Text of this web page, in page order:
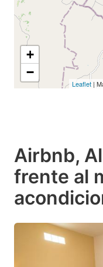
+
−
Leaflet |
Airbnb,
frente al